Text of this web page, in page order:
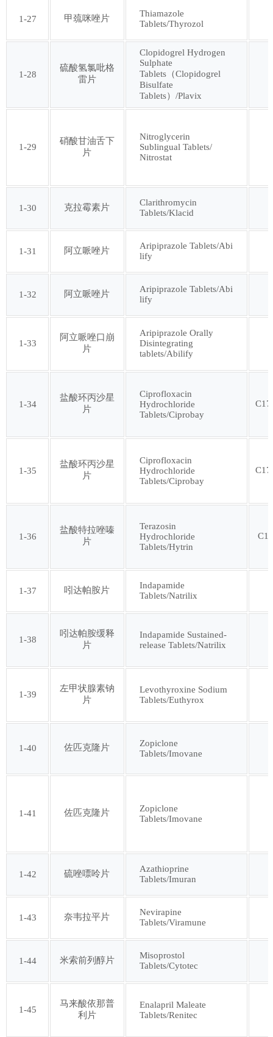
第九十四批
第九十五批 第九十六批
第九十七批 第九十八批
第九十九批 第一百批
第一百零三批 第一百零四批
第一百零五批 第一百零六批
第一百零七批
1-27 甲巯咪唑片
Thiamazole
Tablets/Thyrozol
1-28
硫酸氢氯吡格
雷片
Clopidogrel Hydrogen
Sulphate
Tablets（Clopidogrel
Bisulfate
Tablets）/Plavix
1-29
硝酸甘油舌下
片
Nitroglycerin
Sublingual Tablets/
Nitrostat
1-30 克拉霉素片
Clarithromycin
Tablets/Klacid
1-31 阿立哌唑片
Aripiprazole Tablets/Abi
lify
1-32 阿立哌唑片
Aripiprazole Tablets/Abi
lify
1-33
阿立哌唑口崩
片
Aripiprazole Orally
Disintegrating
tablets/Abilify
1-34
盐酸环丙沙星
片
Ciprofloxacin
Hydrochloride
Tablets/Ciprobay
1-35
盐酸环丙沙星
片
Ciprofloxacin
Hydrochloride
Tablets/Ciprobay
1-36
盐酸特拉唑嗪
片
Terazosin
Hydrochloride
Tablets/Hytrin
1-37 吲达帕胺片
Indapamide
Tablets/Natrilix
1-38
吲达帕胺缓释
片
Indapamide Sustained-
release Tablets/Natrilix
1-39
左甲状腺素钠
片
Levothyroxine Sodium
Tablets/Euthyrox
1-40 佐匹克隆片
Zopiclone
Tablets/Imovane
1-41 佐匹克隆片
Zopiclone
Tablets/Imovane
1-42 硫唑嘌呤片
Azathioprine
Tablets/Imuran
1-43 奈韦拉平片
Nevirapine
Tablets/Viramune
1-44 米索前列醇片
Misoprostol
Tablets/Cytotec
1-45
马来酸依那普
利片
Enalapril Maleate
Tablets/Renitec